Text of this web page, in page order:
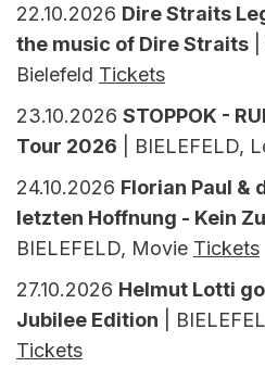
22.10.2026 Dire Straits
the music of Dire Straits
Bielefeld Tickets
23.10.2026 STOPPOK -
Tour 2026 | BIELEFELD,
24.10.2026 Florian Paul &
letzten Hoffnung - Kein
BIELEFELD, Movie Tickets
27.10.2026 Helmut Lotti
Jubilee Edition |
Tickets